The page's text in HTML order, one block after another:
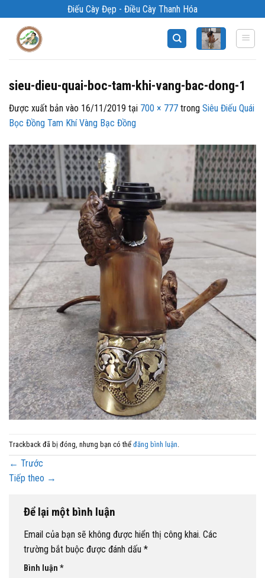
qua
Điếu Cày Đẹp - Điều Cày Thanh Hóa
sieu-dieu-quai-boc-tam-khi-vang-bac-dong-1
Được xuất bản vào 16/11/2019 tại 700 × 777 trong Siêu Điếu Quái
Bọc Đồng Tam Khí Vàng Bạc Đồng
Trackback đã bị đóng, nhưng bạn có thể đăng bình luận
← Trước
Tiếp theo →
Để lại một bình luận
Email của bạn sẽ không được hiển thị công khai. Các
trường bắt buộc được đánh dấu *
Bình luận *